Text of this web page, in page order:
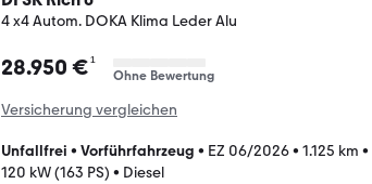
4 x4 Autom. DOKA Klima Leder Alu
28.950 €¹
Ohne Bewertung
Versicherung vergleichen
Unfallfrei • Vorführfahrzeug • EZ 06/2026• 1.125 km •
120 kW (163 PS) • Diesel